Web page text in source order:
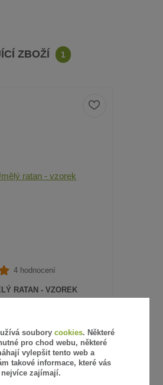
ZBOŽÍ 1
4 hodnocení
RATAN - VZOREK
VARIANTU
soubory cookies. Některé
pro chod webu, některé
vylepšit tento web a
takové informace, které vás
nejvíce zajímají.